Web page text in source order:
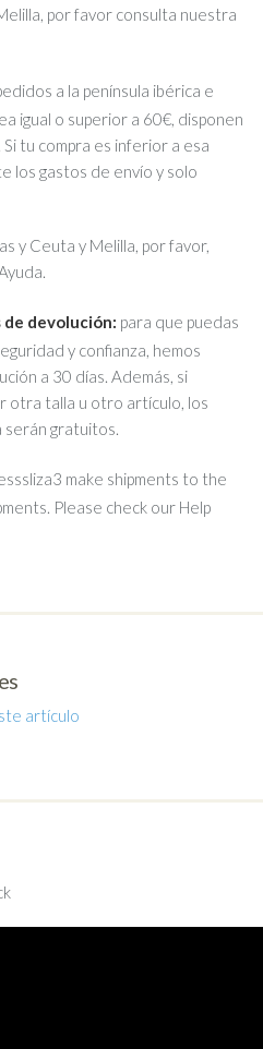
por favor consulta nuestra
a la península ibérica e
igual o superior a 60€, disponen
tu compra es inferior a esa
los gastos de envío y solo
y Ceuta y Melilla, por favor,
de devolución: para que puedas
y confianza, hemos
a 30 días. Además, si
otra talla u otro artículo, los
serán gratuitos.
make shipments to the
Please check our Help
artículo